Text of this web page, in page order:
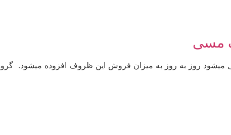
مسی
میشود روز به روز به میزان فروش این ظروف افزوده میشود.